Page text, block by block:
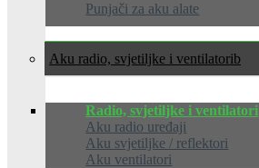
Punjači za aku alate
Aku radio, svjetiljke i ventilatori
Radio, svjetiljke i ventilatori
Aku radio uređaji
Aku svjetiljke / reflektori
Aku ventilatori